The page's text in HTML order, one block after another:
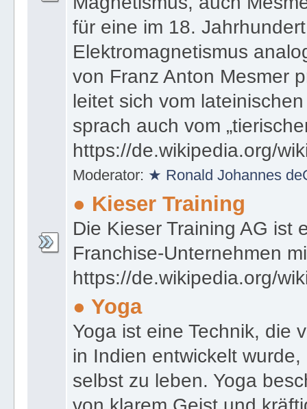
für eine im 18.
Elektromagnetismus
von Franz Anton Mesmer
leitet sich vom
sprach auch vom
https://de.wikipedia.org/
Moderator: ★ Ronald Johannes
● Kieser Training
Die Kieser Training AG ist
Franchise-Unternehmen
https://de.wikipedia.org/
● Yoga
Yoga ist eine Technik, die
in Indien entwickelt
selbst zu leben. Yoga